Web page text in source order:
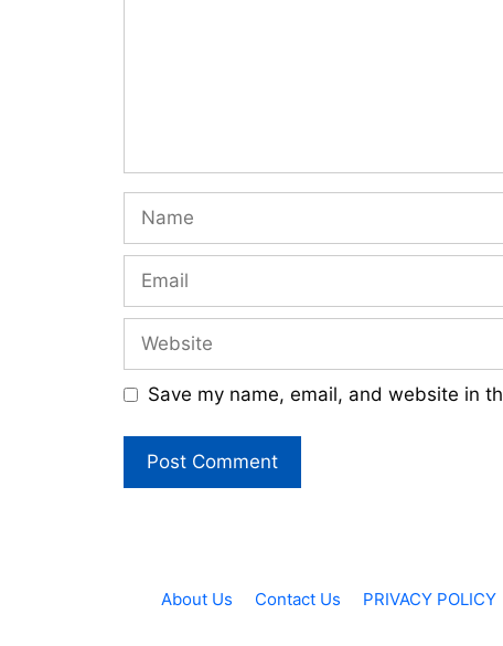
Save my name, email, and website in
About Us Contact Us PRIVACY POLICY